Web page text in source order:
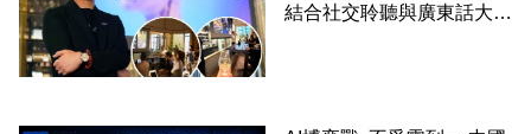
結合社交聆聽與廣東話大模